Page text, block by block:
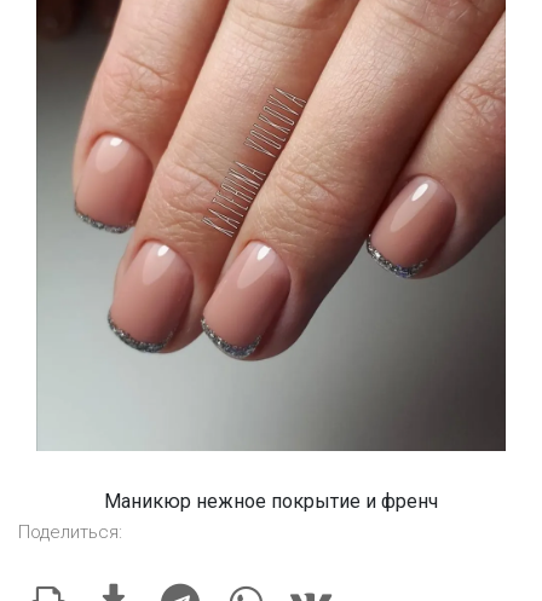
Маникюр нежное покрытие и френч
Поделиться: